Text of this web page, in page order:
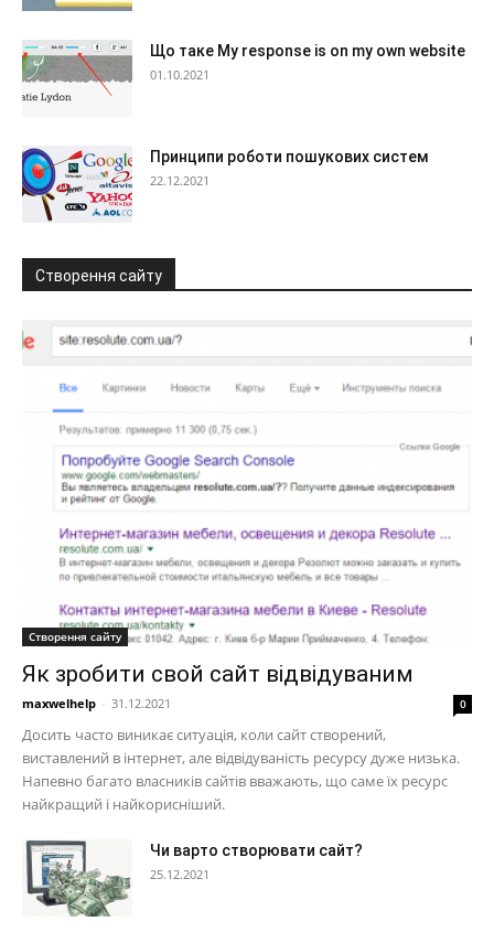
Що таке My response is on my own website
01.10.2021
Принципи роботи пошукових систем
22.12.2021
Створення сайту
Створення сайту
Як зробити свой сайт відвідуваним
maxwelhelp - 31.12.2021 0
Досить часто виникає ситуація, коли сайт створений,
виставлений в інтернет, але відвідуваність ресурсу дуже низька.
Напевно багато власників сайтів вважають, що саме їх ресурс
найкращий і найкорисніший.
Чи варто створювати сайт?
25.12.2021